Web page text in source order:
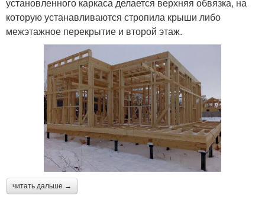
которую устанавливаются стропила крыши либо
межэтажное перекрытие и второй этаж.
читать дальше →